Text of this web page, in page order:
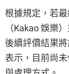
根據規定，若
（Kakao 娛樂
後續評價結果
表示，目前尚